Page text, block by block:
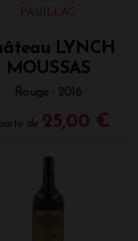
PAUILLAC
LYNCH
MOUSSAS
Rouge - 2016
de 25,00 €